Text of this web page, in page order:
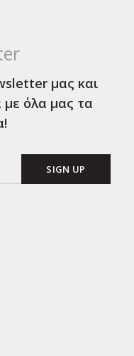
μας και
με όλα μας τα